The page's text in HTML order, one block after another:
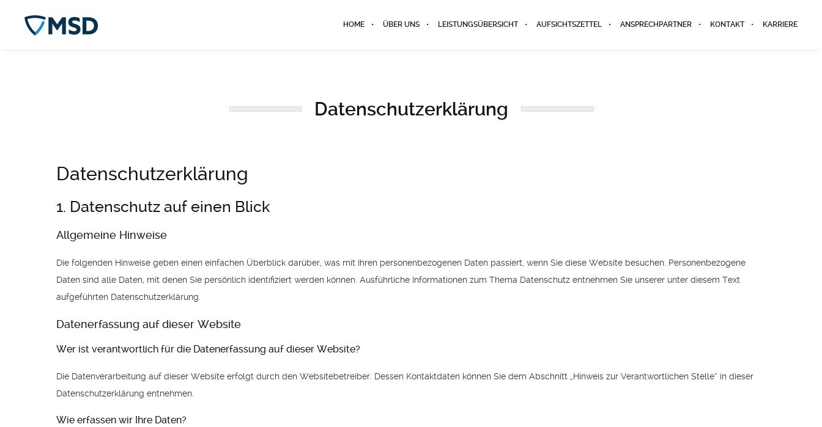
HOME ÜBER UNS LEISTUNGSÜBERSICHT AUFSICHTSZETTEL ANSPRECHPARTNER KONTAKT KARRIERE
Datenschutzerklärung
Datenschutz­erklärung
1. Datenschutz auf einen Blick
Allgemeine Hinweise
Die folgenden Hinweise geben einen einfachen Überblick darüber, was mit Ihren personenbezogenen Daten passiert, wenn Sie diese Website besuchen. Personenbezogene
Daten sind alle Daten, mit denen Sie persönlich identifiziert werden können. Ausführliche Informationen zum Thema Datenschutz entnehmen Sie unserer unter diesem Text
aufgeführten Datenschutzerklärung.
Datenerfassung auf dieser Website
Wer ist verantwortlich für die Datenerfassung auf dieser Website?
Die Datenverarbeitung auf dieser Website erfolgt durch den Websitebetreiber. Dessen Kontaktdaten können Sie dem Abschnitt „Hinweis zur Verantwortlichen Stelle“ in dieser
Datenschutzerklärung entnehmen.
Wie erfassen wir Ihre Daten?